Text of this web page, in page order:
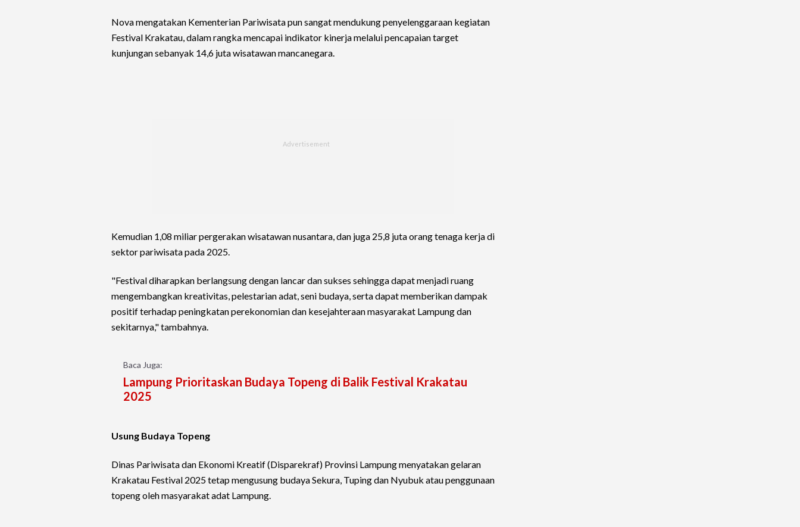
Nova mengatakan Kementerian Pariwisata pun sangat mendukung penyelenggaraan kegiatan
Festival Krakatau, dalam rangka mencapai indikator kinerja melalui pencapaian target
kunjungan sebanyak 14,6 juta wisatawan mancanegara.
Kemudian 1,08 miliar pergerakan wisatawan nusantara, dan juga 25,8 juta orang tenaga kerja di
sektor pariwisata pada 2025.
"Festival diharapkan berlangsung dengan lancar dan sukses sehingga dapat menjadi ruang
mengembangkan kreativitas, pelestarian adat, seni budaya, serta dapat memberikan dampak
positif terhadap peningkatan perekonomian dan kesejahteraan masyarakat Lampung dan
sekitarnya," tambahnya.
Baca Juga:
Lampung Prioritaskan Budaya Topeng di Balik Festival Krakatau
2025
Usung Budaya Topeng
Dinas Pariwisata dan Ekonomi Kreatif (Disparekraf) Provinsi Lampung menyatakan gelaran
Krakatau Festival 2025 tetap mengusung budaya Sekura, Tuping dan Nyubuk atau penggunaan
topeng oleh masyarakat adat Lampung.